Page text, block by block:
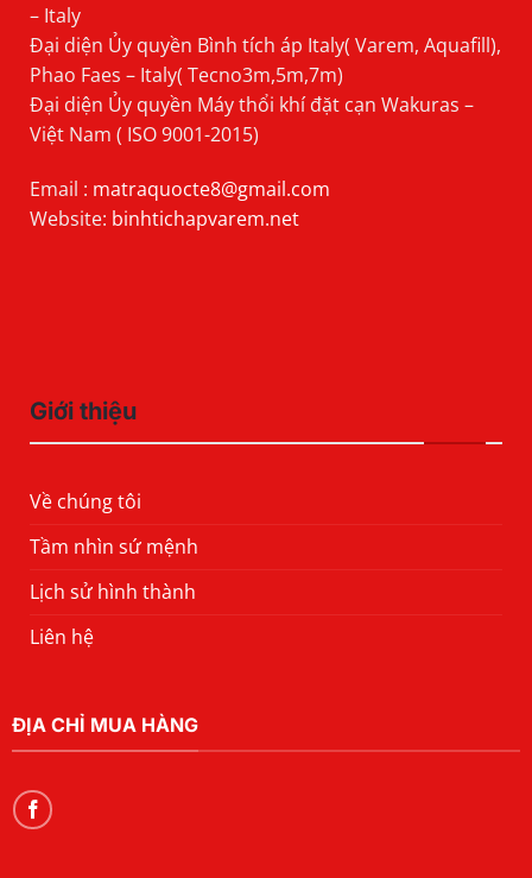
– Italy
Đại diện Ủy quyền Bình tích áp Italy( Varem, Aquafill),
Phao Faes – Italy( Tecno3m,5m,7m)
Đại diện Ủy quyền Máy thổi khí đặt cạn Wakuras –
Việt Nam ( ISO 9001-2015)
Email : matraquocte8@gmail.com
Website: binhtichapvarem.net
Giới thiệu
Về chúng tôi
Tầm nhìn sứ mệnh
Lịch sử hình thành
Liên hệ
ĐỊA CHỈ MUA HÀNG